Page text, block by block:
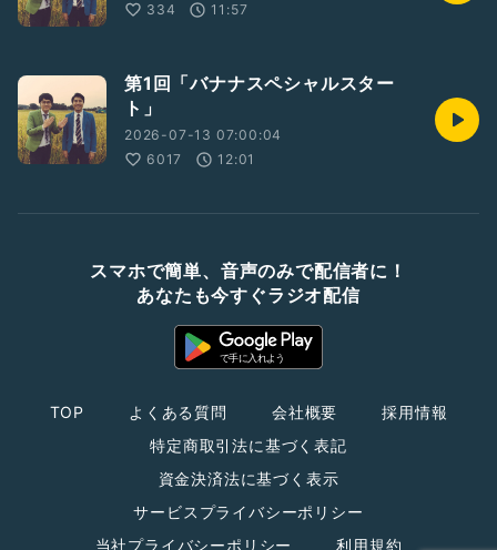
334
11:57
第1回「バナナスペシャルスター
ト」
2026-07-13 07:00:04
6017
12:01
スマホで簡単、音声のみで配信者に！
あなたも今すぐラジオ配信
TOP よくある質問 会社概要
採用情報
特定商取引法に基づく表記
資金決済法に基づく表示
サービスプライバシーポリシー
当社プライバシーポリシー
利用規約